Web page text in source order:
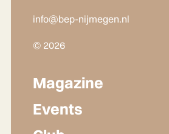
info@bep-nijmegen.nl
© 2026
Magazine
Events